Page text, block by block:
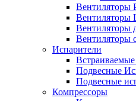
Вентиляторы
Вентиляторы
Вентиляторы
Вентиляторы
Испарители
Подвесные
Подвесные
Компрессоры